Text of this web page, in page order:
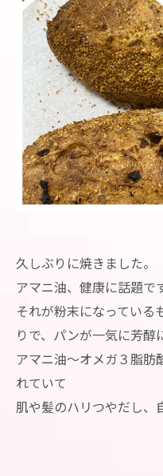
久しぶりに焼きました。
アマニ油、健康に話題で
それが粉末になっている
りで、パンが一気に芳醇
アマニ油〜オメガ３脂肪
れていて
肌や髪のハリつやだし